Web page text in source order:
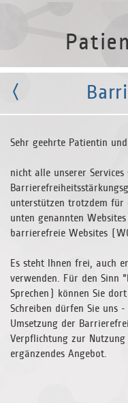
Sehr geehrte Patientin
nicht alle unserer Services
unterstützen trotzdem für
unten genannten
barrierefreie Websites
Es steht Ihnen frei, auch
verwenden. Für den Sinn
Sprechen) können Sie
Schreiben dürfen Sie uns
Umsetzung der
Verpflichtung zur
ergänzendes Angebot.